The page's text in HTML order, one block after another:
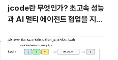
jcode란 무엇인가? 초고속 성능
과 AI 멀티 에이전트 협업을 지원